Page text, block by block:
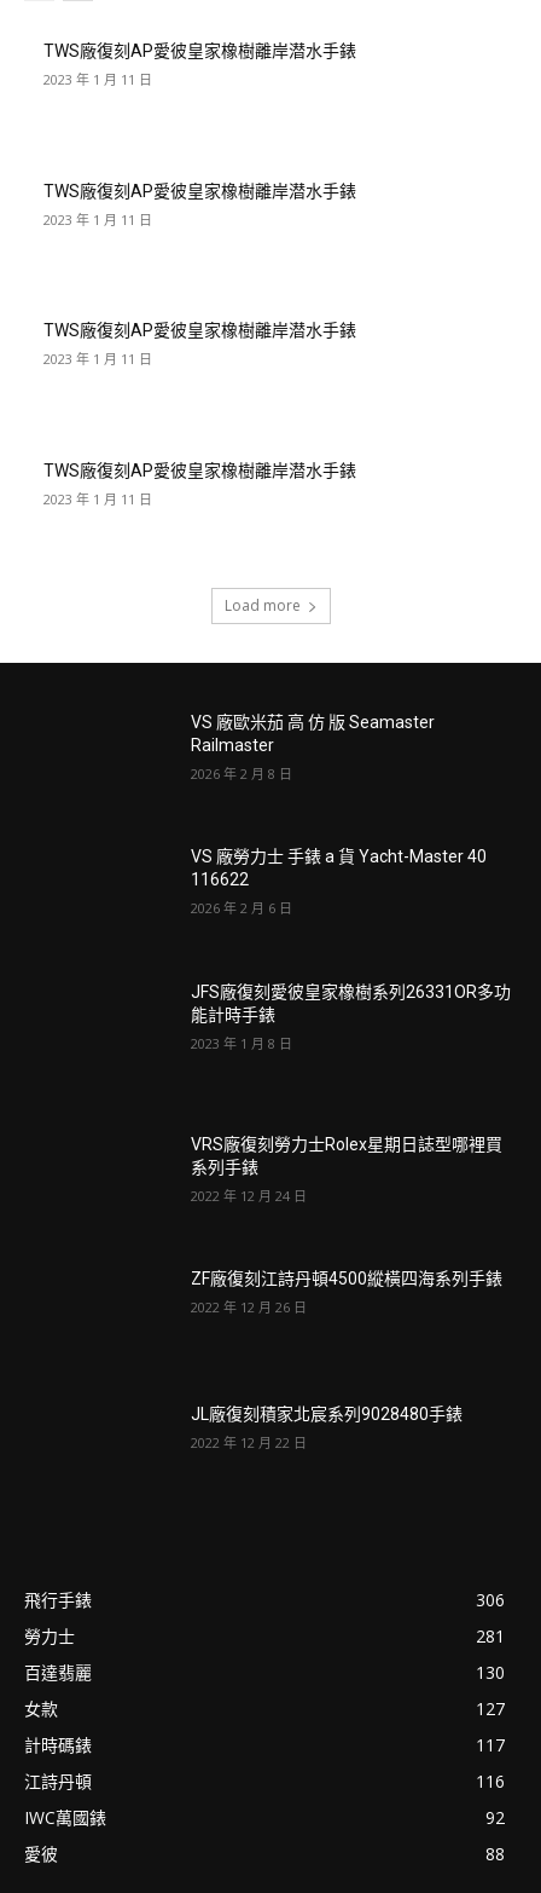
TWS廠復刻AP愛彼皇家橡樹離岸潜水手錶
2023 年 1 月 11 日
TWS廠復刻AP愛彼皇家橡樹離岸潜水手錶
2023 年 1 月 11 日
TWS廠復刻AP愛彼皇家橡樹離岸潜水手錶
2023 年 1 月 11 日
TWS廠復刻AP愛彼皇家橡樹離岸潜水手錶
2023 年 1 月 11 日
Load more
VS 廠歐米茄 高 仿 版 Seamaster
Railmaster
2026 年 2 月 8 日
VS 廠勞力士 手錶 a 貨 Yacht-Master 40
116622
2026 年 2 月 6 日
JFS廠復刻愛彼皇家橡樹系列26331OR多功
能計時手錶
2023 年 1 月 8 日
VRS廠復刻勞力士Rolex星期日誌型哪裡買
系列手錶
2022 年 12 月 24 日
ZF廠復刻江詩丹頓4500縱橫四海系列手錶
2022 年 12 月 26 日
JL廠復刻積家北宸系列9028480手錶
2022 年 12 月 22 日
飛行手錶
306
勞力士
281
百達翡麗
130
女款
127
計時碼錶
117
江詩丹頓
116
IWC萬國錶
92
愛彼
88